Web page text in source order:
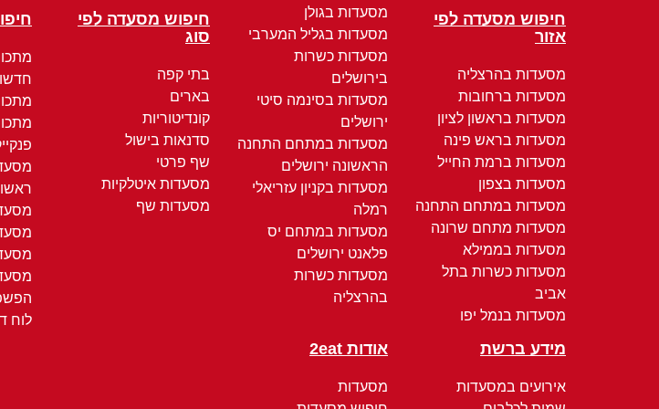
חיפוש מסעדה לפי
אזור
מסעדות בהרצליה
מסעדות ברחובות
מסעדות בראשון לציון
מסעדות בראש פינה
מסעדות ברמת החייל
מסעדות בצפון
מסעדות במתחם התחנה
מסעדות מתחם שרונה
מסעדות בממילא
מסעדות כשרות בתל
אביב
מסעדות בנמל יפו
מסעדות בגולן
מסעדות בגליל המערבי
מסעדות כשרות
בירושלים
מסעדות בסינמה סיטי
ירושלים
מסעדות במתחם התחנה
הראשונה ירושלים
מסעדות בקניון עזריאלי
רמלה
מסעדות במתחם יס
פלאנט ירושלים
מסעדות כשרות
בהרצליה
חיפוש מסעדה לפי
סוג
בתי קפה
בארים
קונדיטוריות
סדנאות בישול
שף פרטי
מסעדות איטלקיות
מסעדות שף
לוח
מידע ברשת
אירועים במסעדות
אודות 2eat
מסעדות